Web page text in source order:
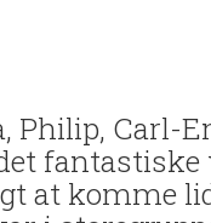
Philip, Carl-
fantastiske
at komme